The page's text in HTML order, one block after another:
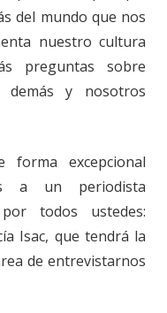
del mundo que nos
nuestro cultura
preguntas sobre
y nosotros
forma excepcional
a un periodista
todos ustedes:
Isac, que tendrá la
de entrevistarnos